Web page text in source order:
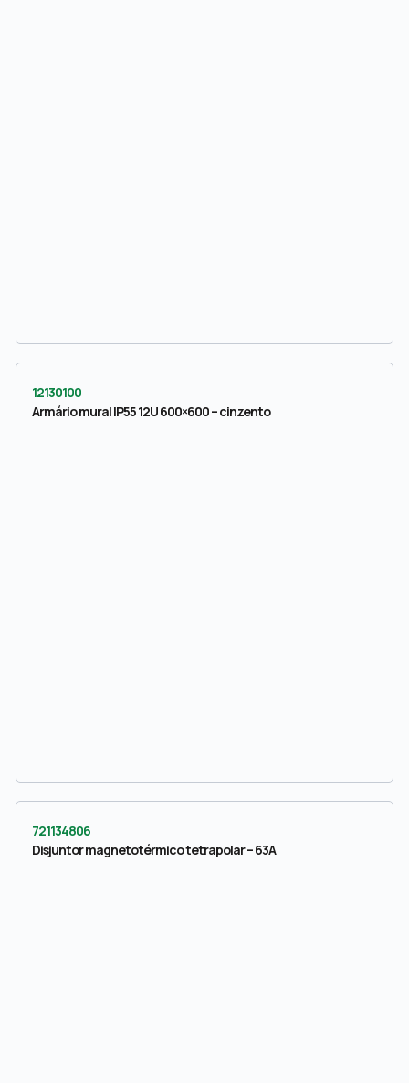
12130100
Armário mural IP55 12U 600×600 – cinzento
721134806
Disjuntor magnetotérmico tetrapolar – 63A